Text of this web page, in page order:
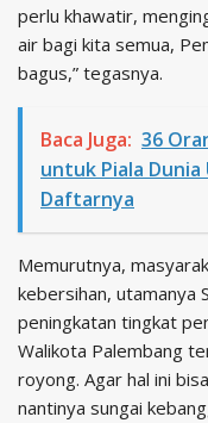
perlu khawatir,
air bagi kita semua,
bagus,” tegasnya.
Baca Juga: 36
untuk Piala Dunia
Daftarnya
Memurutnya,
kebersihan, utamanya
peningkatan tingkat
Walikota Palembang
royong. Agar hal ini
nantinya sungai